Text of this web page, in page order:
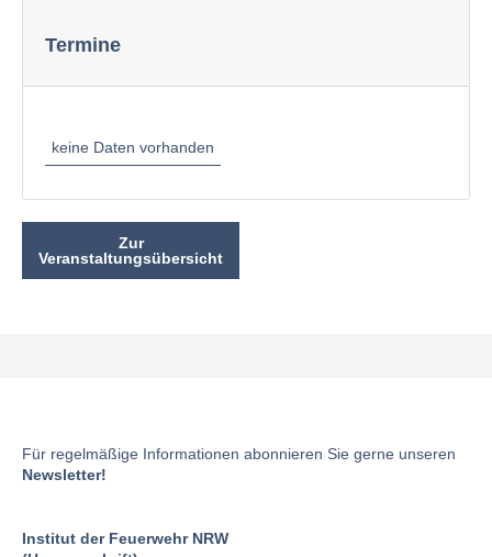
Termine
keine Daten vorhanden
Zur
Veranstaltungsübersicht
Für regelmäßige Informationen abonnieren Sie gerne unseren
Newsletter!
Institut der Feuerwehr NRW